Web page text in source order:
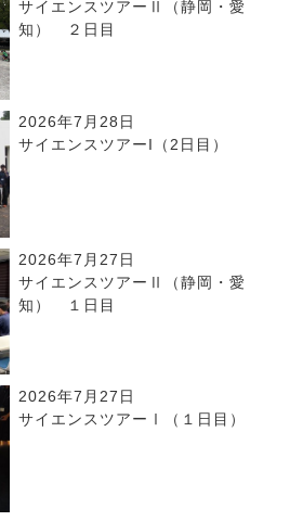
サイエンスツアーⅡ（静岡・愛
知） ２日目
2026年7月28日
サイエンスツアーI（2日目）
2026年7月27日
サイエンスツアーⅡ（静岡・愛
知） １日目
2026年7月27日
サイエンスツアーⅠ（１日目）